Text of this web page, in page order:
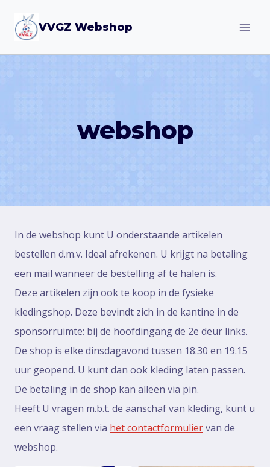
naar
VVGZ Webshop
webshop
In de webshop kunt U onderstaande artikelen
bestellen d.m.v. Ideal afrekenen. U krijgt na betaling
een mail wanneer de bestelling af te halen is.
Deze artikelen zijn ook te koop in de fysieke
kledingshop. Deze bevindt zich in de kantine in de
sponsorruimte: bij de hoofdingang de 2e deur links.
De shop is elke dinsdagavond tussen 18.30 en 19.15
uur geopend. U kunt dan ook kleding laten passen.
De betaling in de shop kan alleen via pin.
Heeft U vragen m.b.t. de aanschaf van kleding, kunt u
een vraag stellen via het contactformuliervan de
webshop.